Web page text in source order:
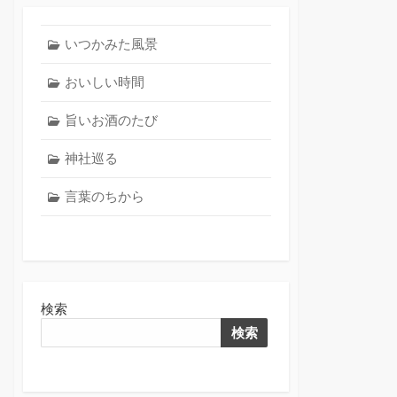
いつかみた風景
おいしい時間
旨いお酒のたび
神社巡る
言葉のちから
検索
検索